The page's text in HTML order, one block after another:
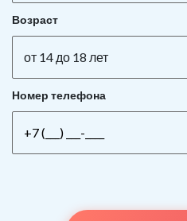
Возраст
от 14 до 18 лет
Номер телефона